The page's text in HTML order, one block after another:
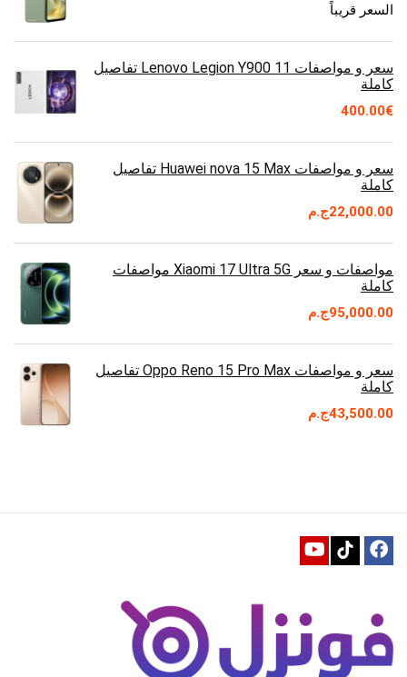
السعر قريباً
سعر و مواصفات Lenovo Legion Y900 11 تفاصيل
كاملة
€
400.00
سعر و مواصفات Huawei nova 15 Max تفاصيل
كاملة
ج.م22,000.00
مواصفات و سعر Xiaomi 17 Ultra 5G مواصفات
كاملة
ج.م95,000.00
سعر و مواصفات Oppo Reno 15 Pro Max تفاصيل
كاملة
ج.م43,500.00